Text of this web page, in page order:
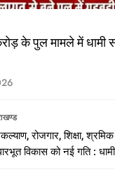
के पुल मामले में धामी
रोजगार, शिक्षा,
विकास को नई गति :
जायसवाल विनोद